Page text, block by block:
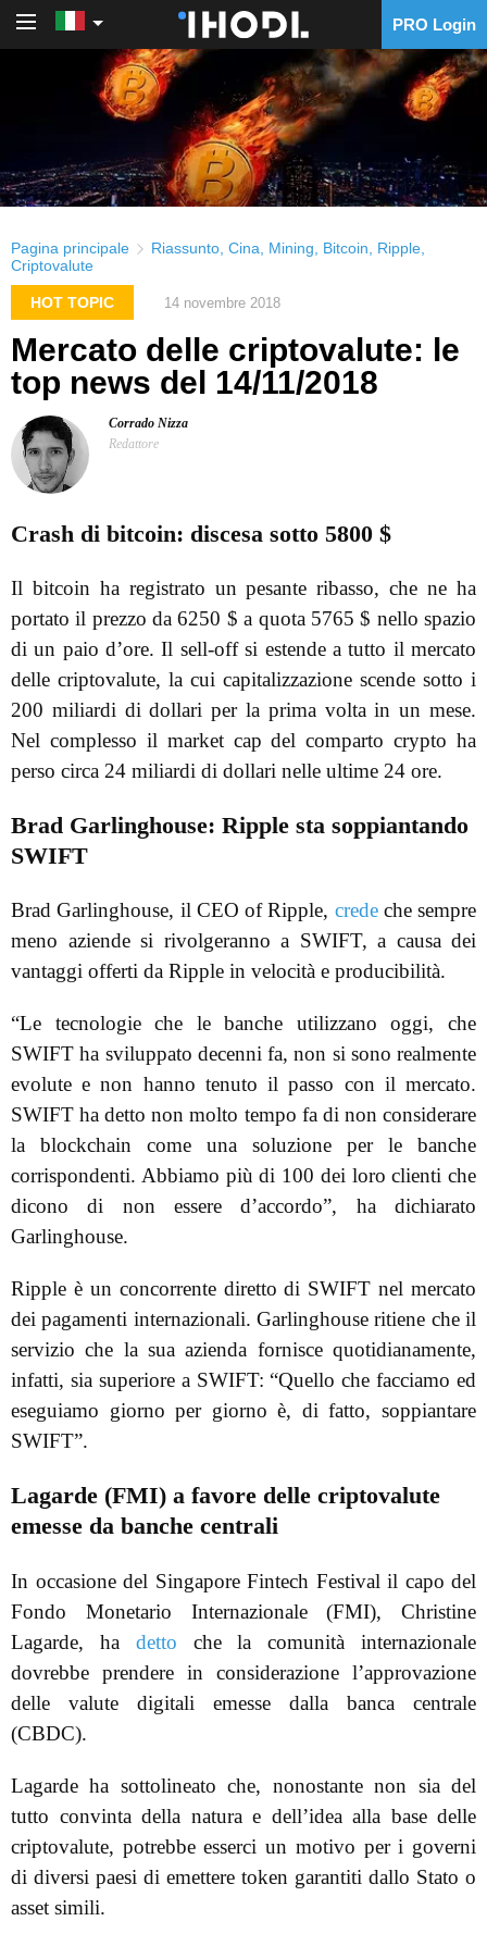
PRO Login
Pagina principale Riassunto Cina Mining Bitcoin Ripple
Criptovalute
HOT TOPIC 14 novembre 2018
Mercato delle criptovalute: le
top news del 14/11/2018
Corrado Nizza
Redattore
Crash di bitcoin: discesa sotto 5800 $
Il bitcoin ha registrato un pesante ribasso, che ne ha
portato il prezzo da 6250 $ a quota 5765 $ nello spazio
di un paio d’ore. Il sell-off si estende a tutto il mercato
delle criptovalute, la cui capitalizzazione scende sotto i
200 miliardi di dollari per la prima volta in un mese.
Nel complesso il market cap del comparto crypto ha
perso circa 24 miliardi di dollari nelle ultime 24 ore.
Brad Garlinghouse: Ripple sta soppiantando
SWIFT
Brad Garlinghouse, il CEO of Ripple, credeche sempre
meno aziende si rivolgeranno a SWIFT, a causa dei
vantaggi offerti da Ripple in velocità e producibilità.
“Le tecnologie che le banche utilizzano oggi, che
SWIFT ha sviluppato decenni fa, non si sono realmente
evolute e non hanno tenuto il passo con il mercato.
SWIFT ha detto non molto tempo fa di non considerare
la blockchain come una soluzione per le banche
corrispondenti. Abbiamo più di 100 dei loro clienti che
dicono di non essere d’accordo”, ha dichiarato
Garlinghouse.
Ripple è un concorrente diretto di SWIFT nel mercato
dei pagamenti internazionali. Garlinghouse ritiene che il
servizio che la sua azienda fornisce quotidianamente,
infatti, sia superiore a SWIFT: “Quello che facciamo ed
eseguiamo giorno per giorno è, di fatto, soppiantare
SWIFT”.
Lagarde (FMI) a favore delle criptovalute
emesse da banche centrali
In occasione del Singapore Fintech Festival il capo del
Fondo Monetario Internazionale (FMI), Christine
Lagarde, ha detto che la comunità internazionale
dovrebbe prendere in considerazione l’approvazione
delle valute digitali emesse dalla banca centrale
(CBDC).
Lagarde ha sottolineato che, nonostante non sia del
tutto convinta della natura e dell’idea alla base delle
criptovalute, potrebbe esserci un motivo per i governi
di diversi paesi di emettere token garantiti dallo Stato o
asset simili.